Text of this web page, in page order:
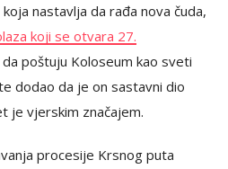
nastavlja da rađa nova čuda,
koji se otvara 27.
poštuju Koloseum kao sveti
dodao da je on sastavni dio
je vjerskim značajem.
procesije Krsnog puta